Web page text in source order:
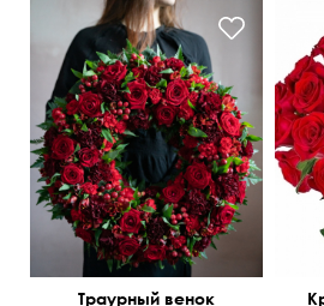
Роза, папоротник,
гвоздика, гиперикум,
альстромерия
Траурный венок